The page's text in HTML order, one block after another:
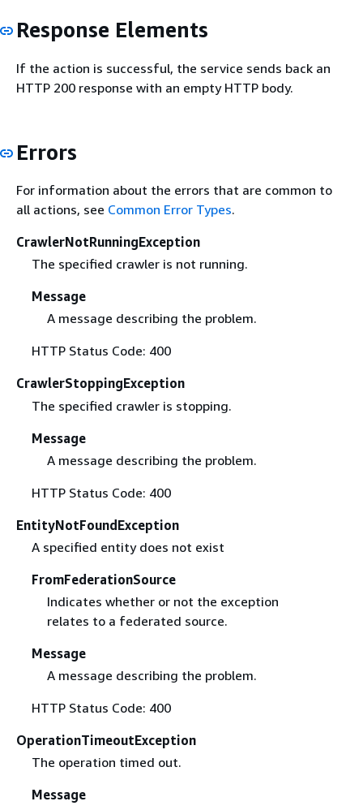
Response Elements
If the action is successful, the service sends back an
HTTP 200 response with an empty HTTP body.
Errors
For information about the errors that are common to
all actions, see Common Error Types.
CrawlerNotRunningException
The specified crawler is not running.
Message
A message describing the problem.
HTTP Status Code: 400
CrawlerStoppingException
The specified crawler is stopping.
Message
A message describing the problem.
HTTP Status Code: 400
EntityNotFoundException
A specified entity does not exist
FromFederationSource
Indicates whether or not the exception
relates to a federated source.
Message
A message describing the problem.
HTTP Status Code: 400
OperationTimeoutException
The operation timed out.
Message